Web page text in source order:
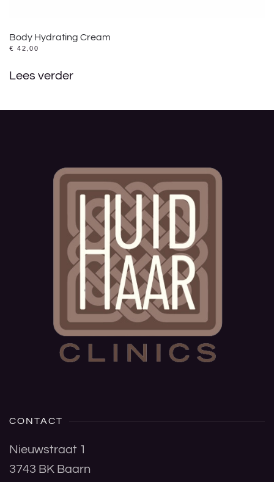
Body Hydrating Cream
€ 42,00
Lees verder
CONTACT
Nieuwstraat 1
3743 BK Baarn